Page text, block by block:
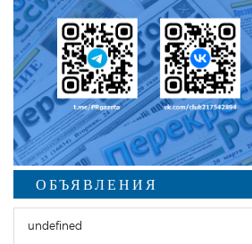
ОБЪЯВЛЕНИЯ
undefined